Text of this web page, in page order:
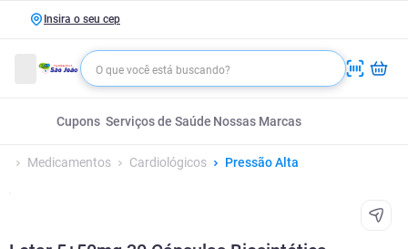
Insira o seu cep
Cupons Serviços de Saúde Nossas Marcas
Medicamentos Cardiológicos Pressão Alta